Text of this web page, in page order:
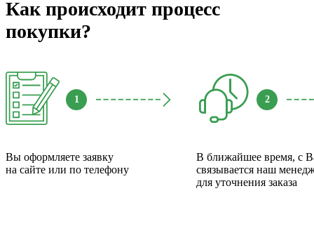
Как происходит процесс
покупки?
1
Вы оформляете заявку
на сайте или по телефону
2
В ближайшее время, с
связывается наш
для уточнения заказа